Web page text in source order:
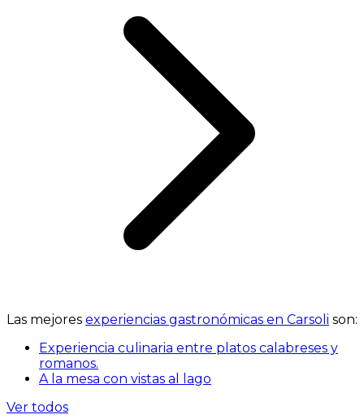
Las mejores experiencias gastronómicas en Carsoli son:
Experiencia culinaria entre platos calabreses y
romanos.
A la mesa con vistas al lago
Ver todos